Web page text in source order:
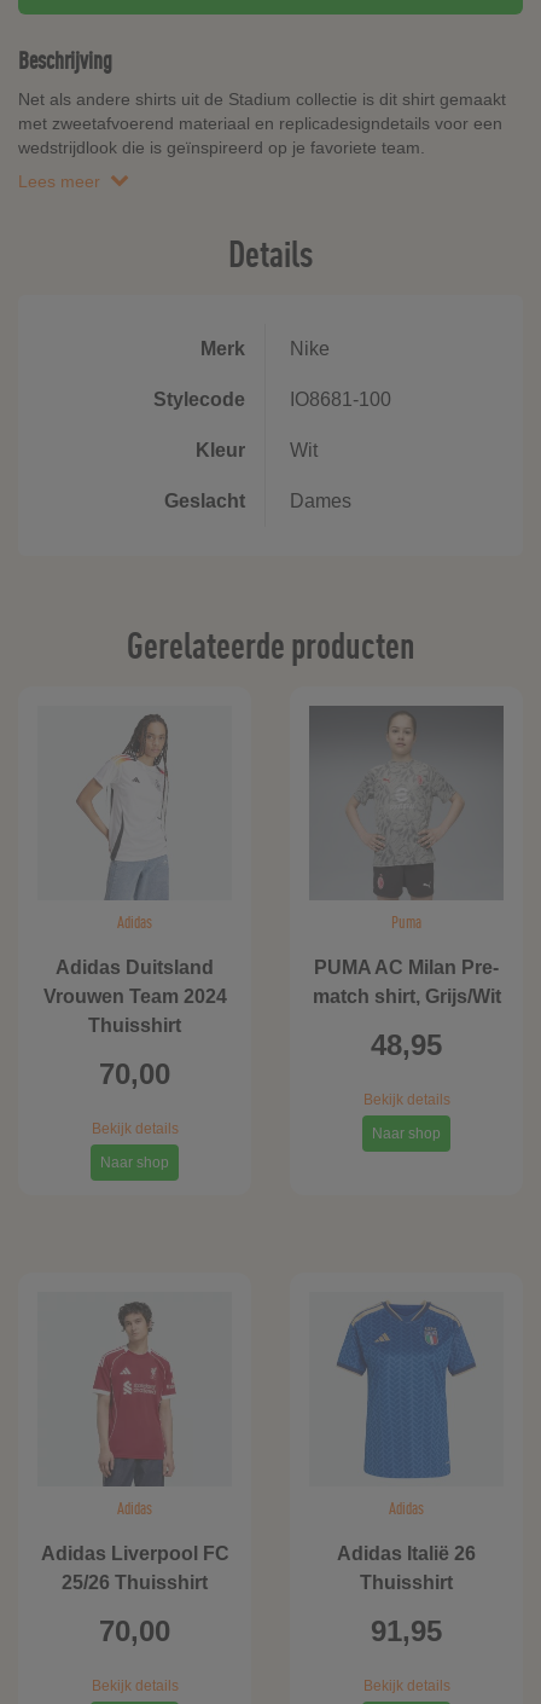
Beschrijving
Net als andere shirts uit de Stadium collectie is dit shirt gemaakt
met zweetafvoerend materiaal en replicadesigndetails voor een
wedstrijdlook die is geïnspireerd op je favoriete team.
Lees meer
Details
Merk Nike
Stylecode IO8681-100
Kleur Wit
Geslacht Dames
Gerelateerde producten
Adidas
Adidas Duitsland
Vrouwen Team 2024
Thuisshirt
70,00
Bekijk details
Naar shop
Puma
PUMA AC Milan Pre-
match shirt, Grijs/Wit
48,95
Bekijk details
Naar shop
Adidas
Adidas Liverpool FC
25/26 Thuisshirt
70,00
Bekijk details
Adidas
Adidas Italië 26
Thuisshirt
91,95
Bekijk details